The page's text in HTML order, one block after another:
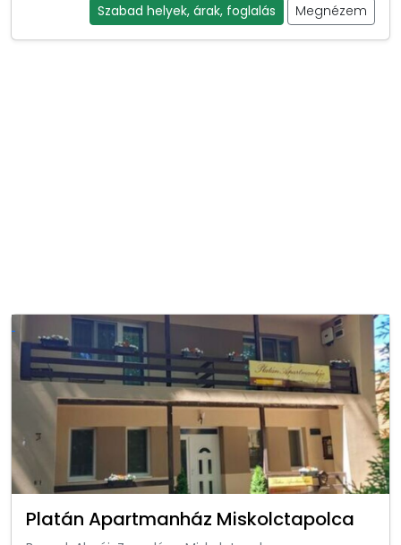
Szabad helyek, árak, foglalás Megnézem
Platán Apartmanház Miskolctapolca